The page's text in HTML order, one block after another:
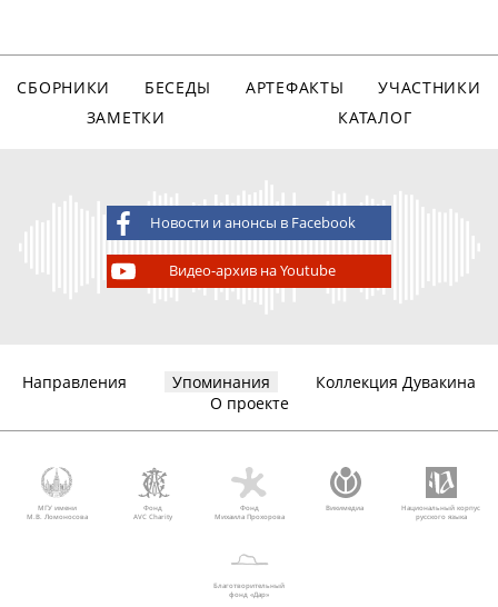
СБОРНИКИ БЕСЕДЫ АРТЕФАКТЫ
УЧАСТНИКИ
ЗАМЕТКИ
КАТАЛОГ
Новости и анонсы в Facebook
Видео-архив на Youtube
Направления Упоминания
Коллекция Дувакина
О проекте
МГУ имени
М.В. Ломоносова
Фонд
AVC Charity
Фонд
Михаила Прохорова
Викимедиа
Национальный корпус
русского языка
Благотворительный
фонд «Дар»